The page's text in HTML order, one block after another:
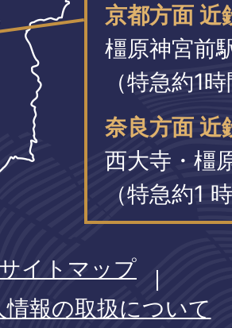
京都方面 近
橿原神宮前
（特急約1
奈良方面 近
西大寺・橿
（特急約1
サイトマップ
情報の取扱について